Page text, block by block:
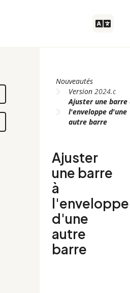
Nouveautés
Version2024.c
Ajuster une barre
l'enveloppe d'une
autre barre
Ajuster
une barre
à
l'enveloppe
d'une
autre
barre